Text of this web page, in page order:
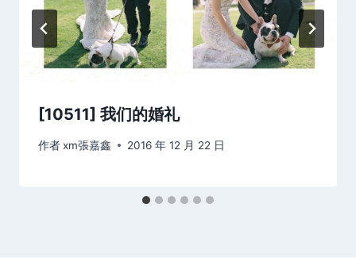
[10511] 我们的婚礼
作者xm張嘉鑫 2016 年 12 月 22 日